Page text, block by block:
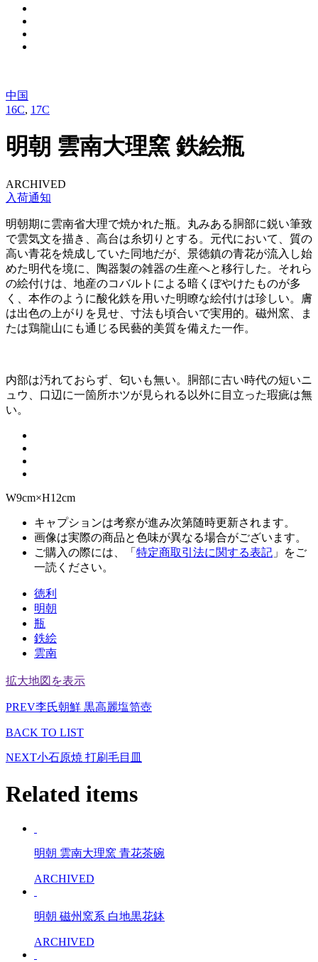
中国
16C, 17C
明朝 雲南大理窯 鉄絵瓶
ARCHIVED
入荷通知
明朝期に雲南省大理で焼かれた瓶。丸みある胴部に鋭い筆致
で雲気文を描き、高台は糸切りとする。元代において、質の
高い青花を焼成していた同地だが、景徳鎮の青花が流入し始
めた明代を境に、陶器製の雑器の生産へと移行した。それら
の絵付けは、地産のコバルトによる暗くぼやけたものが多
く、本作のように酸化鉄を用いた明瞭な絵付けは珍しい。膚
は出色の上がりを見せ、寸法も頃合いで実用的。磁州窯、ま
たは鶏龍山にも通じる民藝的美質を備えた一作。
内部は汚れておらず、匂いも無い。胴部に古い時代の短いニ
ュウ、口辺に一箇所ホツが見られる以外に目立った瑕疵は無
い。
W9cm×H12cm
キャプションは考察が進み次第随時更新されます。
画像は実際の商品と色味が異なる場合がございます。
ご購入の際には、「 特定商取引法に関する表記 」をご
一読ください。
徳利
明朝
瓶
鉄絵
雲南
拡大地図を表示
PREV李氏朝鮮 黒高麗塩笥壺
BACK TO LIST
NEXT小石原焼 打刷毛目皿
Related items
明朝 雲南大理窯 青花茶碗
ARCHIVED
明朝 磁州窯系 白地黒花鉢
ARCHIVED